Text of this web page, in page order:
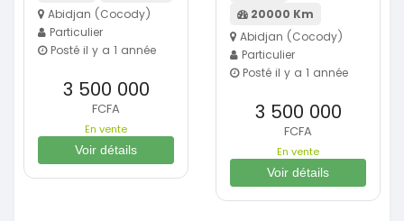
Abidjan (Cocody)
Particulier
Posté il y a 1 année
3 500 000
FCFA
En vente
Voir détails
20000 Km
Abidjan (Cocody)
Particulier
Posté il y a 1 année
3 500 000
FCFA
En vente
Voir détails